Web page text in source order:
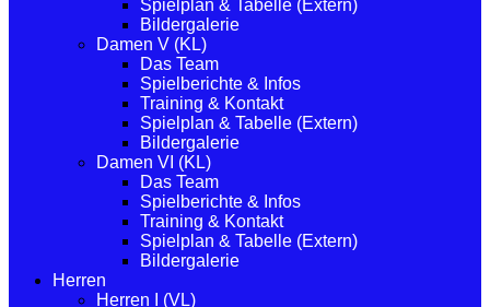
Spielplan & Tabelle (Extern)
Bildergalerie
Damen V (KL)
Das Team
Spielberichte & Infos
Training & Kontakt
Spielplan & Tabelle (Extern)
Bildergalerie
Damen VI (KL)
Das Team
Spielberichte & Infos
Training & Kontakt
Spielplan & Tabelle (Extern)
Bildergalerie
Herren
Herren I (VL)